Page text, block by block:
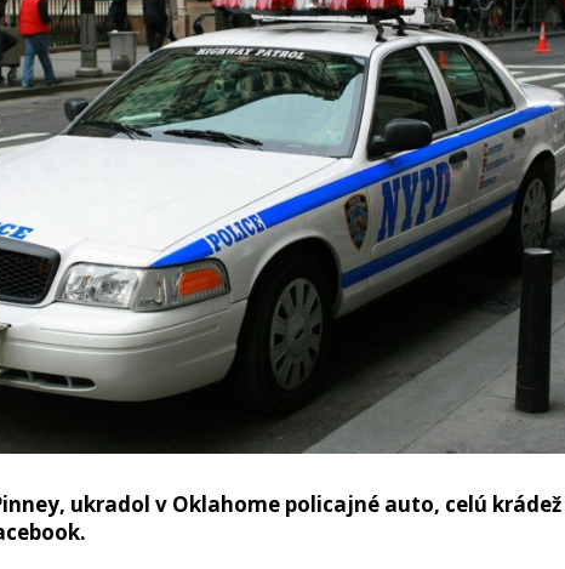
ukradol v Oklahome policajné auto, celú krádež